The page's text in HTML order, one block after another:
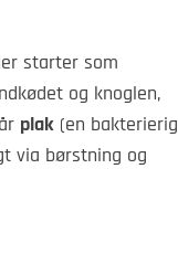
starter som
og knoglen,
plak(en bakterierig
via børstning og